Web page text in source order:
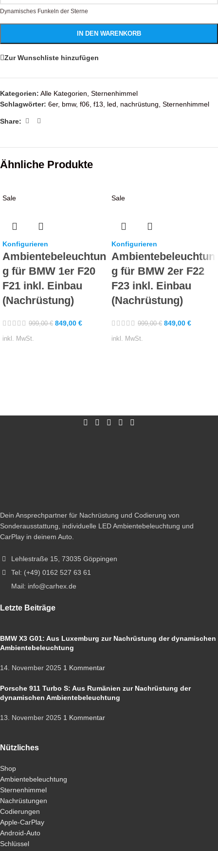
Dynamisches Funkeln der Sterne
IN DEN WARENKORB
Zur Wunschliste hinzufügen
Kategorien: Alle Kategorien Sternenhimmel
Schlagwörter: 6er, bmw, f06 f13 led nachrüstung Sternenhimmel
Share:
Ähnliche Produkte
Sale
Konfigurieren
Ambientebeleuchtun
g für BMW 1er F20
F21 inkl. Einbau
(Nachrüstung)
999,00€ 849,00 €
inkl. MwSt.
Sale
Konfigurieren
Ambientebeleuchtun
g für BMW 2er F22
F23 inkl. Einbau
(Nachrüstung)
999,00€ 849,00 €
inkl. MwSt.
Dein Ansprechpartner für Nachrüstung und Codierung von
Sonderausstattung, individuelle LED Ambientebeleuchtung und
CarPlay in deinem Auto.
Lehlestraße 15, 73035 Göppingen
Tel: (+49) 0162 527 63 61
Mail: info@carhex.de
Letzte Beiträge
BMW X3 G01: Aus Luxemburg zur Nachrüstung der dynamischen
Ambientebeleuchtung
14. November 2025 1 Kommentar
Porsche 911 Turbo S: Aus Rumänien zur Nachrüstung der
dynamischen Ambientebeleuchtung
13. November 2025 1 Kommentar
Nützliches
Shop
Ambientebeleuchtung
Sternenhimmel
Nachrüstungen
Codierungen
Apple-CarPlay
Android-Auto
Schlüssel